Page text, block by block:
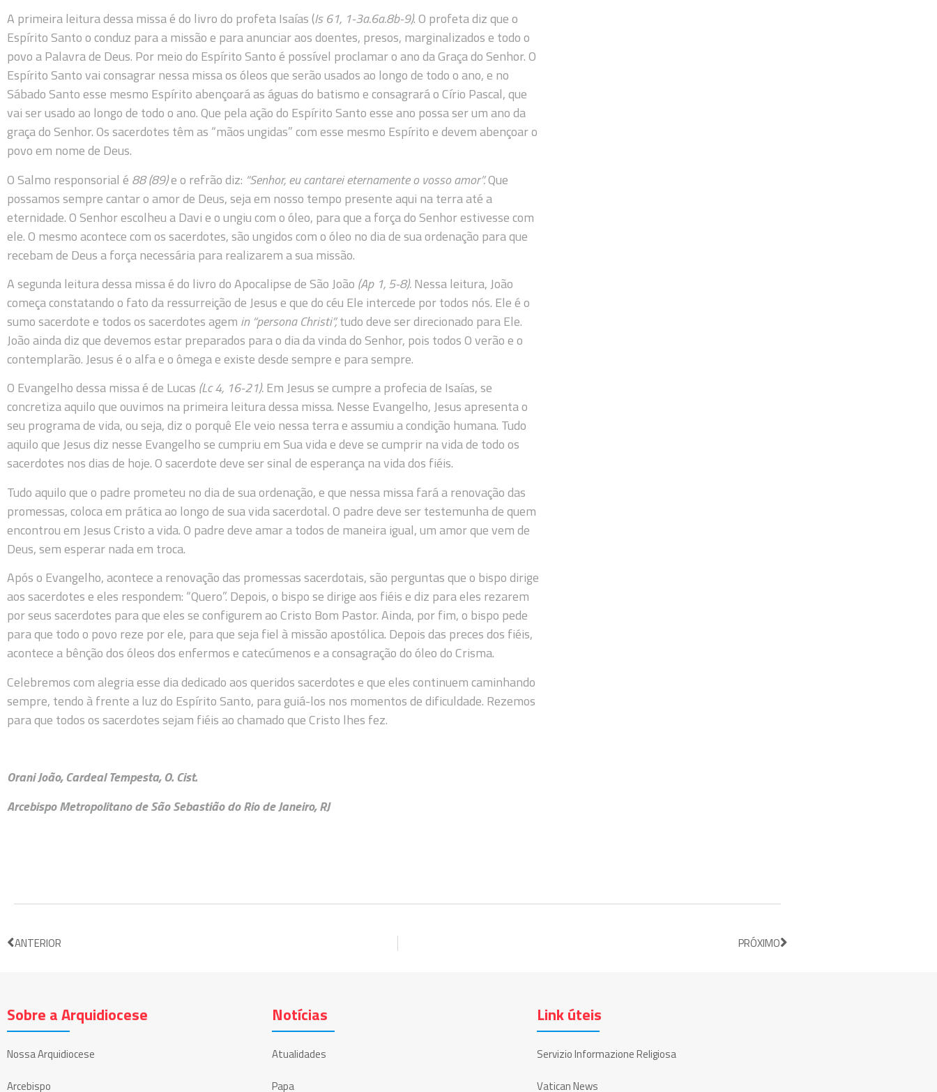
A primeira leitura dessa missa é do livro do profeta Isaías (Is 61, 1-3a.6a.8b-9). O profeta diz que o
Espírito Santo o conduz para a missão e para anunciar aos doentes, presos, marginalizados e todo o
povo a Palavra de Deus. Por meio do Espírito Santo é possível proclamar o ano da Graça do Senhor. O
Espírito Santo vai consagrar nessa missa os óleos que serão usados ao longo de todo o ano, e no
Sábado Santo esse mesmo Espírito abençoará as águas do batismo e consagrará o Círio Pascal, que
vai ser usado ao longo de todo o ano. Que pela ação do Espírito Santo esse ano possa ser um ano da
graça do Senhor. Os sacerdotes têm as “mãos ungidas” com esse mesmo Espírito e devem abençoar o
povo em nome de Deus.
O Salmo responsorial é 88 (89)e o refrão diz: “Senhor, eu cantarei eternamente o vosso amor”.Que
possamos sempre cantar o amor de Deus, seja em nosso tempo presente aqui na terra até a
eternidade. O Senhor escolheu a Davi e o ungiu com o óleo, para que a força do Senhor estivesse com
ele. O mesmo acontece com os sacerdotes, são ungidos com o óleo no dia de sua ordenação para que
recebam de Deus a força necessária para realizarem a sua missão.
A segunda leitura dessa missa é do livro do Apocalipse de São João (Ap 1, 5-8).Nessa leitura, João
começa constatando o fato da ressurreição de Jesus e que do céu Ele intercede por todos nós. Ele é o
sumo sacerdote e todos os sacerdotes agem in “persona Christi”,tudo deve ser direcionado para Ele.
João ainda diz que devemos estar preparados para o dia da vinda do Senhor, pois todos O verão e o
contemplarão. Jesus é o alfa e o ômega e existe desde sempre e para sempre.
O Evangelho dessa missa é de Lucas (Lc 4, 16-21).Em Jesus se cumpre a profecia de Isaías, se
concretiza aquilo que ouvimos na primeira leitura dessa missa. Nesse Evangelho, Jesus apresenta o
seu programa de vida, ou seja, diz o porquê Ele veio nessa terra e assumiu a condição humana. Tudo
aquilo que Jesus diz nesse Evangelho se cumpriu em Sua vida e deve se cumprir na vida de todo os
sacerdotes nos dias de hoje. O sacerdote deve ser sinal de esperança na vida dos fiéis.
Tudo aquilo que o padre prometeu no dia de sua ordenação, e que nessa missa fará a renovação das
promessas, coloca em prática ao longo de sua vida sacerdotal. O padre deve ser testemunha de quem
encontrou em Jesus Cristo a vida. O padre deve amar a todos de maneira igual, um amor que vem de
Deus, sem esperar nada em troca.
Após o Evangelho, acontece a renovação das promessas sacerdotais, são perguntas que o bispo dirige
aos sacerdotes e eles respondem: “Quero”. Depois, o bispo se dirige aos fiéis e diz para eles rezarem
por seus sacerdotes para que eles se configurem ao Cristo Bom Pastor. Ainda, por fim, o bispo pede
para que todo o povo reze por ele, para que seja fiel à missão apostólica. Depois das preces dos fiéis,
acontece a bênção dos óleos dos enfermos e catecúmenos e a consagração do óleo do Crisma.
Celebremos com alegria esse dia dedicado aos queridos sacerdotes e que eles continuem caminhando
sempre, tendo à frente a luz do Espírito Santo, para guiá-los nos momentos de dificuldade. Rezemos
para que todos os sacerdotes sejam fiéis ao chamado que Cristo lhes fez.
Orani João, Cardeal Tempesta, O. Cist.
Arcebispo Metropolitano de São Sebastião do Rio de Janeiro, RJ
ANTERIOR PRÓXIMO
Sobre a Arquidiocese
Nossa Arquidiocese
Arcebispo
Notícias
Atualidades
Papa
Link úteis
Servizio Informazione Religiosa
Vatican News